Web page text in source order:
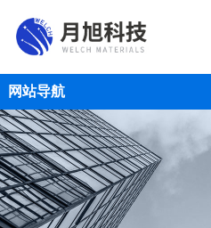
网站导航